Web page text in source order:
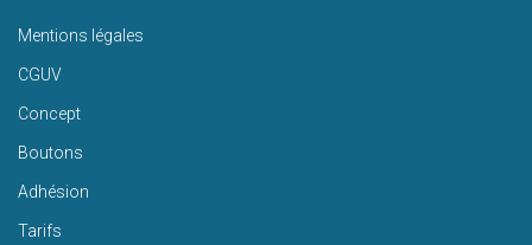
Mentions légales
CGUV
Concept
Boutons
Adhésion
Tarifs